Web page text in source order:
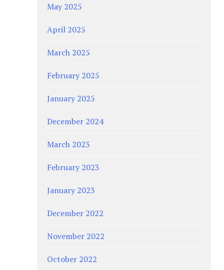
May 2025
April 2025
March 2025
February 2025
January 2025
December 2024
March 2023
February 2023
January 2023
December 2022
November 2022
October 2022